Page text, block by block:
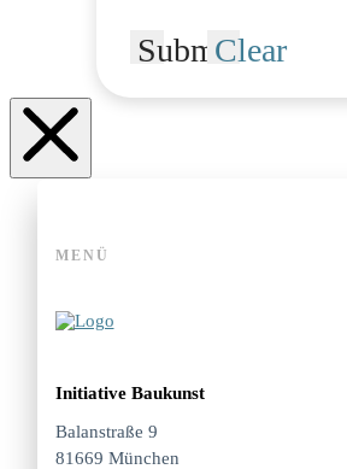
SubmitClear
MENÜ
Initiative Baukunst
Balanstraße 9
81669 München